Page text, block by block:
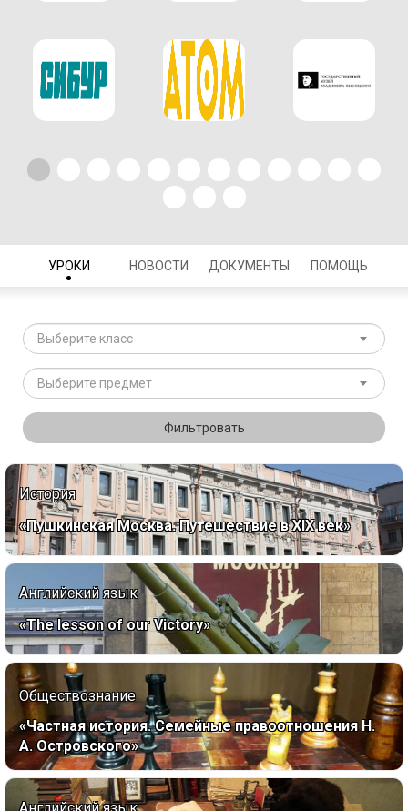
УРОКИ НОВОСТИ ДОКУМЕНТЫ ПОМОЩЬ
Выберите класс
Выберите предмет
Фильтровать
История
«Пушкинская Москва. Путешествие в XIX век»
Английский язык
«The lesson of our Victory»
Обществознание
«Частная история. Семейные правоотношения Н.
А. Островского»
Английский язык